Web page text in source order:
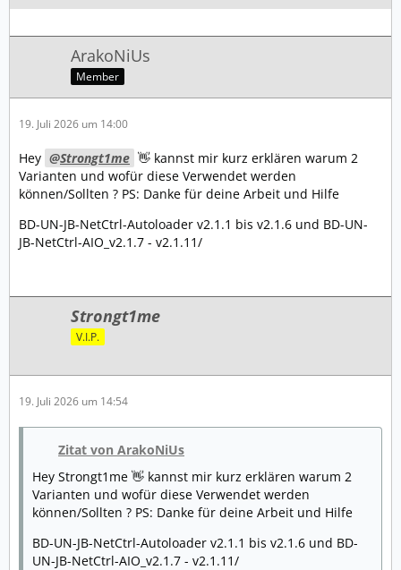
ArakoNiUs
Member
19. Juli 2026 um 14:00
Hey Strongt1me 👋 kannst mir kurz erklären warum 2
Varianten und wofür diese Verwendet werden
können/Sollten ? PS: Danke für deine Arbeit und Hilfe
BD-UN-JB-NetCtrl-Autoloader v2.1.1 bis v2.1.6 und BD-UN-
JB-NetCtrl-AIO_v2.1.7 - v2.1.11/
Strongt1me
V.I.P.
19. Juli 2026 um 14:54
Zitat von ArakoNiUs
Hey Strongt1me 👋 kannst mir kurz erklären warum 2
Varianten und wofür diese Verwendet werden
können/Sollten ? PS: Danke für deine Arbeit und Hilfe
BD-UN-JB-NetCtrl-Autoloader v2.1.1 bis v2.1.6 und BD-
UN-JB-NetCtrl-AIO_v2.1.7 - v2.1.11/